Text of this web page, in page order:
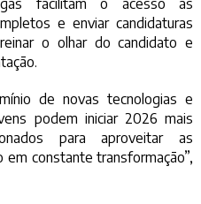
facilitam o acesso às
e enviar candidaturas
o olhar do candidato e
de novas tecnologias e
podem iniciar 2026 mais
para aproveitar as
constante transformação”,